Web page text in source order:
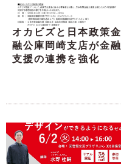
オカビズと日本政策金
融公庫岡崎支店が金融
支援の連携を強化